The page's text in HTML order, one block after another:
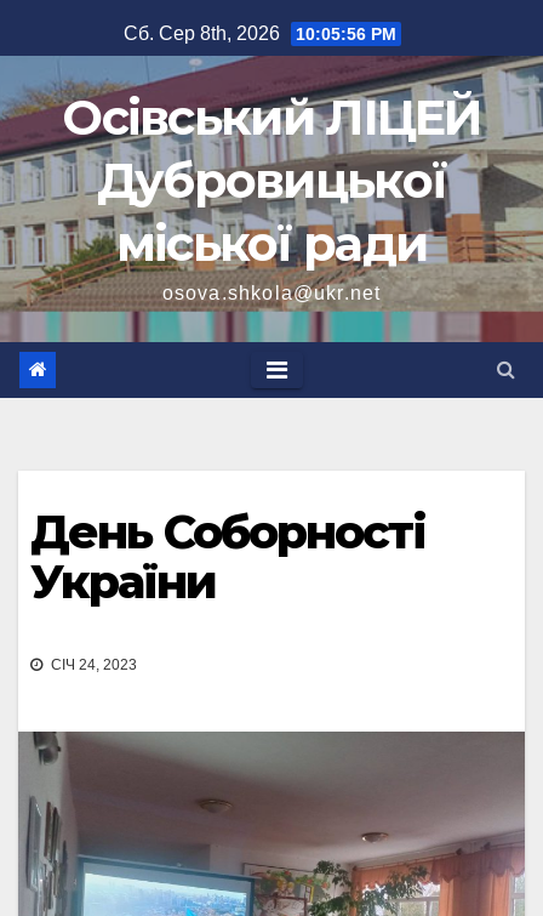
до
вмісту
Сб. Сер 8th, 2026 10:05:56 PM
Осівський ЛІЦЕЙ
Дубровицької
міської ради
osova.shkola@ukr.net
День Соборності
України
СІЧ 24, 2023